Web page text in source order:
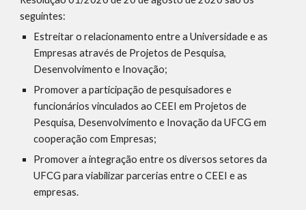
seguintes:
Estreitar o relacionamento entre a Universidade e as
Empresas através de Projetos de Pesquisa,
Desenvolvimento e Inovação;
Promover a participação de pesquisadores e
funcionários vinculados ao CEEI em Projetos de
Pesquisa, Desenvolvimento e Inovação da UFCG em
cooperação com Empresas;
Promover a integração entre os diversos setores da
UFCG para viabilizar parcerias entre o CEEI e as
empresas.